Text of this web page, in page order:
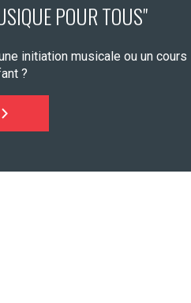
POUR TOUS"
initiation musicale ou un cours
?